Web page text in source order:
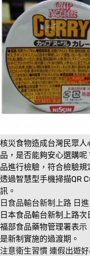
核災食物造成台灣民眾
品，是否能夠安心選購
品進行檢驗，符合檢驗規
透過智慧型手機掃描QR
訊。
日食品輸台新制上路 日
日本食品輸台新制上路
福部食品藥物管理署表
是新制實施的過渡期。
注意衛生習慣 連假出遊